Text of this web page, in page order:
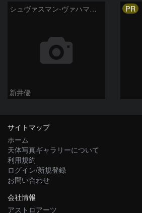
シュヴァスマン-ヴァハマン彗星 ( 29P )：2026/04/19
新井優
PR
サイトマップ
ホーム
天体写真ギャラリーについて
利用規約
ログイン/新規登録
お問い合わせ
会社情報
アストロアーツ